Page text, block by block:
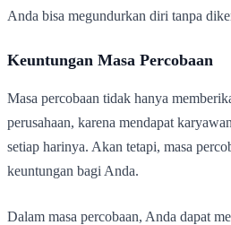
Anda bisa megundurkan diri tanpa
Keuntungan Masa Percobaan
Masa percobaan tidak hanya
perusahaan, karena mendapat
setiap harinya. Akan tetapi, masa
keuntungan bagi Anda.
Dalam masa percobaan, Anda dapat